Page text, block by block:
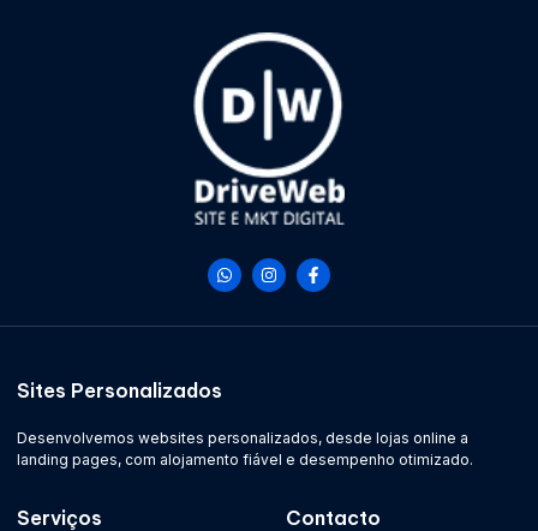
Sites Personalizados
Desenvolvemos websites personalizados, desde lojas online a
landing pages, com alojamento fiável e desempenho otimizado.
Serviços Contacto